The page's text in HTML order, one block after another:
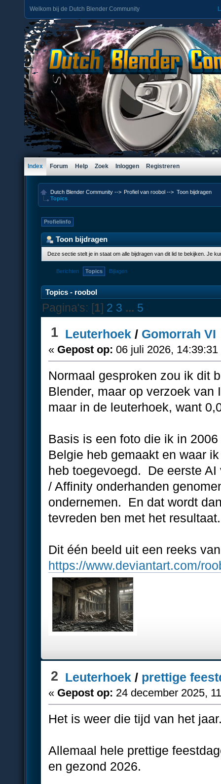
Welkom bij de Dutch Blender Community
Index Forum Help Zoek Inloggen Registreren
Dutch Blender Community --> Profiel van roobol --> Toon bijdragen
Topics
Profielinfo
Toon bijdragen
Deze sectie stelt je in staat om alle bijdragen van dit lid te bekijken. Je
Berichten Topics Bijlagen
Topics - roobol
Pagina's: [1] 2 3 ... 5
1 Leuterhoek / Gomorrah VI
« Gepost op: 06 juli 2026, 14:39:31
Normaal gesproken zou ik dit
Blender, maar op verzoek
maar in de leuterhoek, want
Basis is een foto die ik in
Belgie heb gemaakt en waar
heb toegevoegd. De eerste
/ Affinity onderhanden
ondernemen. En dat wordt
tevreden ben met het resultaat.
Dit één beeld uit een reeks
https://www.deviantart.com/
2 Leuterhoek / prettige
« Gepost op: 24 december 2025,
Het is weer die tijd van het
Allemaal hele prettige
en gezond 2026.